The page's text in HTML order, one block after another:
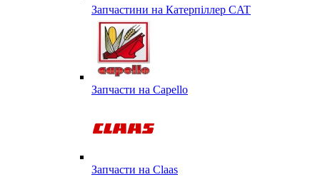
Запчастини на Катерпіллер CAT
Запчасти на Capello
Запчасти на Сlaas